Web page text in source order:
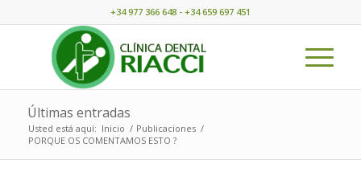
+34 977 366 648 - +34 659 697 451
Últimas entradas
Usted está aquí: Inicio / Publicaciones /
PORQUE OS COMENTAMOS ESTO ?